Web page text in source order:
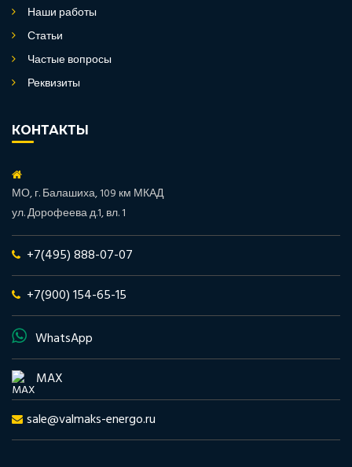
Наши работы
Статьи
Частые вопросы
Реквизиты
КОНТАКТЫ
МО, г. Балашиха, 109 км МКАД
ул. Дорофеева д.1, вл. 1
+7(495) 888-07-07
+7(900) 154-65-15
WhatsApp
MAX
sale@valmaks-energo.ru